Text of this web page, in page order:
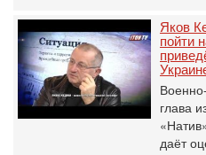
Яков
пойти
глава
даёт